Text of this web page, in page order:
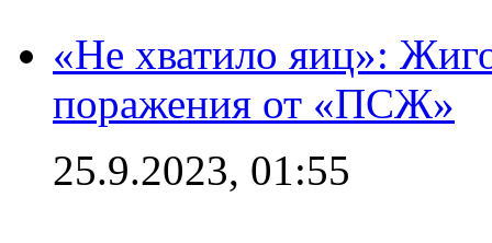
«Не хватило яиц»:
поражения от «ПСЖ»
25.9.2023, 01:55